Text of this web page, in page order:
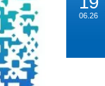
06.26